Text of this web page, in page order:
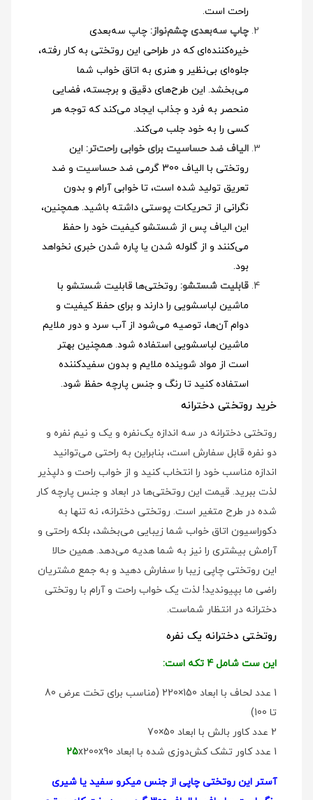
راحت است.
چاپ سه‌بعدی چشم‌نواز: چاپ سه‌بعدی
خیره‌کننده‌ای که در طراحی این روتختی به کار رفته،
جلوه‌ای بی‌نظیر و هنری به اتاق خواب شما
می‌بخشد. این طرح‌های دقیق و برجسته، فضایی
منحصر به فرد و جذاب ایجاد می‌کند که توجه هر
کسی را به خود جلب می‌کند.
الیاف ضد حساسیت برای خوابی راحت‌تر: این
روتختی با الیاف 300 گرمی ضد حساسیت و ضد
تعریق تولید شده است، تا خوابی آرام و بدون
نگرانی از تحریکات پوستی داشته باشید. همچنین،
این الیاف پس از شستشو کیفیت خود را حفظ
می‌کنند و از گلوله شدن یا پاره شدن خبری نخواهد
بود.
قابلیت شستشو: روتختی‌ها قابلیت شستشو با
ماشین لباسشویی را دارند و برای حفظ کیفیت و
دوام آن‌ها، توصیه می‌شود از آب سرد و دور ملایم
ماشین لباسشویی استفاده شود. همچنین بهتر
است از مواد شوینده ملایم و بدون سفیدکننده
استفاده کنید تا رنگ و جنس پارچه حفظ شود.
خرید روتختی دخترانه
روتختی دخترانه در سه اندازه یک‌نفره و یک و نیم نفره و
دو نفره قابل سفارش است، بنابراین به راحتی می‌توانید
اندازه مناسب خود را انتخاب کنید و از خواب راحت و دلپذیر
لذت ببرید. قیمت این روتختی‌ها در ابعاد و جنس پارچه کار
شده در طرح متغیر است. روتختی دخترانه، نه تنها به
دکوراسیون اتاق خواب شما زیبایی می‌بخشد، بلکه راحتی و
آرامش بیشتری را نیز به شما هدیه می‌دهد. همین حالا
این روتختی چاپی زیبا را سفارش دهید و به جمع مشتریان
راضی ما بپیوندید! لذت یک خواب راحت و آرام با روتختی
دخترانه در انتظار شماست.
روتختی دخترانه یک نفره
این ست شامل 4 تکه است:
1 عدد لحاف با ابعاد 150×220 (مناسب برای تخت عرض 80
تا 100)
2 عدد کاور بالش با ابعاد 50×70
1 عدد کاور تشک کش‌دوزی شده با ابعاد
25x200x90
آستر این روتختی چاپی از جنس میکرو سفید یا شیری